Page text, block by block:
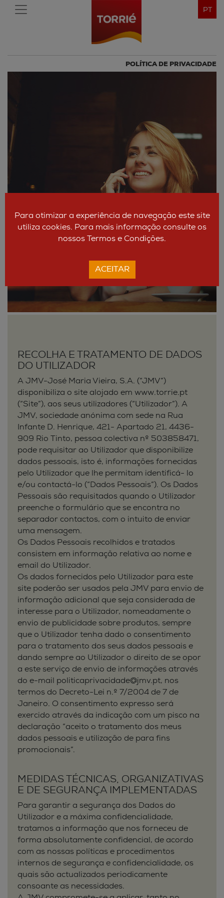
PT
POLÍTICA DE PRIVACIDADE
RECOLHA E TRATAMENTO DE DADOS
DO UTILIZADOR
A JMV-José Maria Vieira, S.A. (“JMV”)
disponibiliza o site alojado em www.torrie.pt
(“Site”), aos seus utilizadores (“Utilizador”). A
JMV, sociedade anónima com sede na Rua
Infante D. Henrique, 421- Apartado 21, 4436-
909 Rio Tinto, pessoa colectiva nº 503858471,
pode requisitar ao Utilizador que disponibilize
dados pessoais, isto é, informações fornecidas
pelo Utilizador que lhe permitam identificá- lo
e/ou contactá-lo (“Dados Pessoais”). Os Dados
Pessoais são requisitados quando o Utilizador
preenche o formulário que se encontra no
separador contactos, com o intuito de enviar
uma mensagem.
Os Dados Pessoais recolhidos e tratados
consistem em informação relativa ao nome e
email do Utilizador.
Os dados fornecidos pelo Utilizador para este
site poderão ser usados pela JMV para envio de
informação adicional que seja considerada de
interesse para o Utilizador, nomeadamente o
envio de publicidade sobre produtos, sempre
que o Utilizador tenha dado o consentimento
para o tratamento dos seus dados pessoais e
dando sempre ao Utilizador o direito de se opor
a este serviço de envio de informações através
do e-mail politicaprivacidade@jmv.pt, nos
termos do Decreto-Lei n.º 7/2004 de 7 de
Janeiro. O consentimento expresso será
exercido através da indicação com um pisco na
declaração “aceito o tratamento dos meus
dados pessoais e utilização de para fins
promocionais”.
MEDIDAS TÉCNICAS, ORGANIZATIVAS
E DE SEGURANÇA IMPLEMENTADAS
Para garantir a segurança dos Dados do
Utilizador e a máxima confidencialidade,
tratamos a informação que nos forneceu de
forma absolutamente confidencial, de acordo
com as nossas políticas e procedimentos
internos de segurança e confidencialidade, os
quais são actualizados periodicamente
consoante as necessidades.
Para otimizar a experiência de navegação este site
utiliza cookies. Para mais informação consulte os
nossos Termos e Condições.
ACEITAR